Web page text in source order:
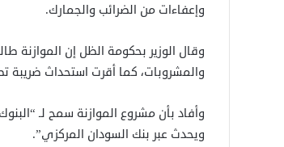
وإعفاءات من الضرائب والجمارك.
وقال الوزير بحكومة الظل إن الموازنة
والمشروبات، كما أقرت استحداث ضريبة تصاعدية تصل إلى 40% من قيمة
وأفاد بأن مشروع الموازنة سمح لـ
ويحدث عبر بنك السودان المركزي”.